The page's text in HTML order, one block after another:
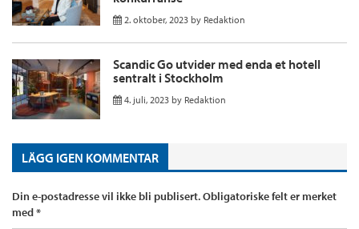
2. oktober, 2023 by Redaktion
Scandic Go utvider med enda et hotell
sentralt i Stockholm
4. juli, 2023 by Redaktion
LÄGG IGEN KOMMENTAR
Din e-postadresse vil ikke bli publisert.Obligatoriske felt er merket
med*